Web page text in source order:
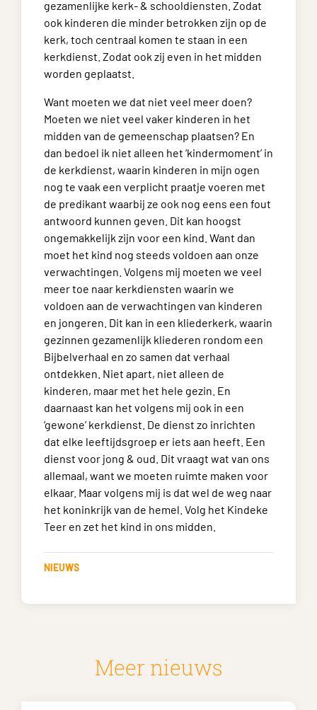
gezamenlijke kerk- & schooldiensten. Zodat
ook kinderen die minder betrokken zijn op de
kerk, toch centraal komen te staan in een
kerkdienst. Zodat ook zij even in het midden
worden geplaatst.
Want moeten we dat niet veel meer doen?
Moeten we niet veel vaker kinderen in het
midden van de gemeenschap plaatsen? En
dan bedoel ik niet alleen het ‘kindermoment’ in
de kerkdienst, waarin kinderen in mijn ogen
nog te vaak een verplicht praatje voeren met
de predikant waarbij ze ook nog eens een fout
antwoord kunnen geven. Dit kan hoogst
ongemakkelijk zijn voor een kind. Want dan
moet het kind nog steeds voldoen aan onze
verwachtingen. Volgens mij moeten we veel
meer toe naar kerkdiensten waarin we
voldoen aan de verwachtingen van kinderen
en jongeren. Dit kan in een kliederkerk, waarin
gezinnen gezamenlijk kliederen rondom een
Bijbelverhaal en zo samen dat verhaal
ontdekken. Niet apart, niet alleen de
kinderen, maar met het hele gezin. En
daarnaast kan het volgens mij ook in een
‘gewone’ kerkdienst. De dienst zo inrichten
dat elke leeftijdsgroep er iets aan heeft. Een
dienst voor jong & oud. Dit vraagt wat van ons
allemaal, want we moeten ruimte maken voor
elkaar. Maar volgens mij is dat wel de weg naar
het koninkrijk van de hemel. Volg het Kindeke
Teer en zet het kind in ons midden.
NIEUWS
Meer nieuws